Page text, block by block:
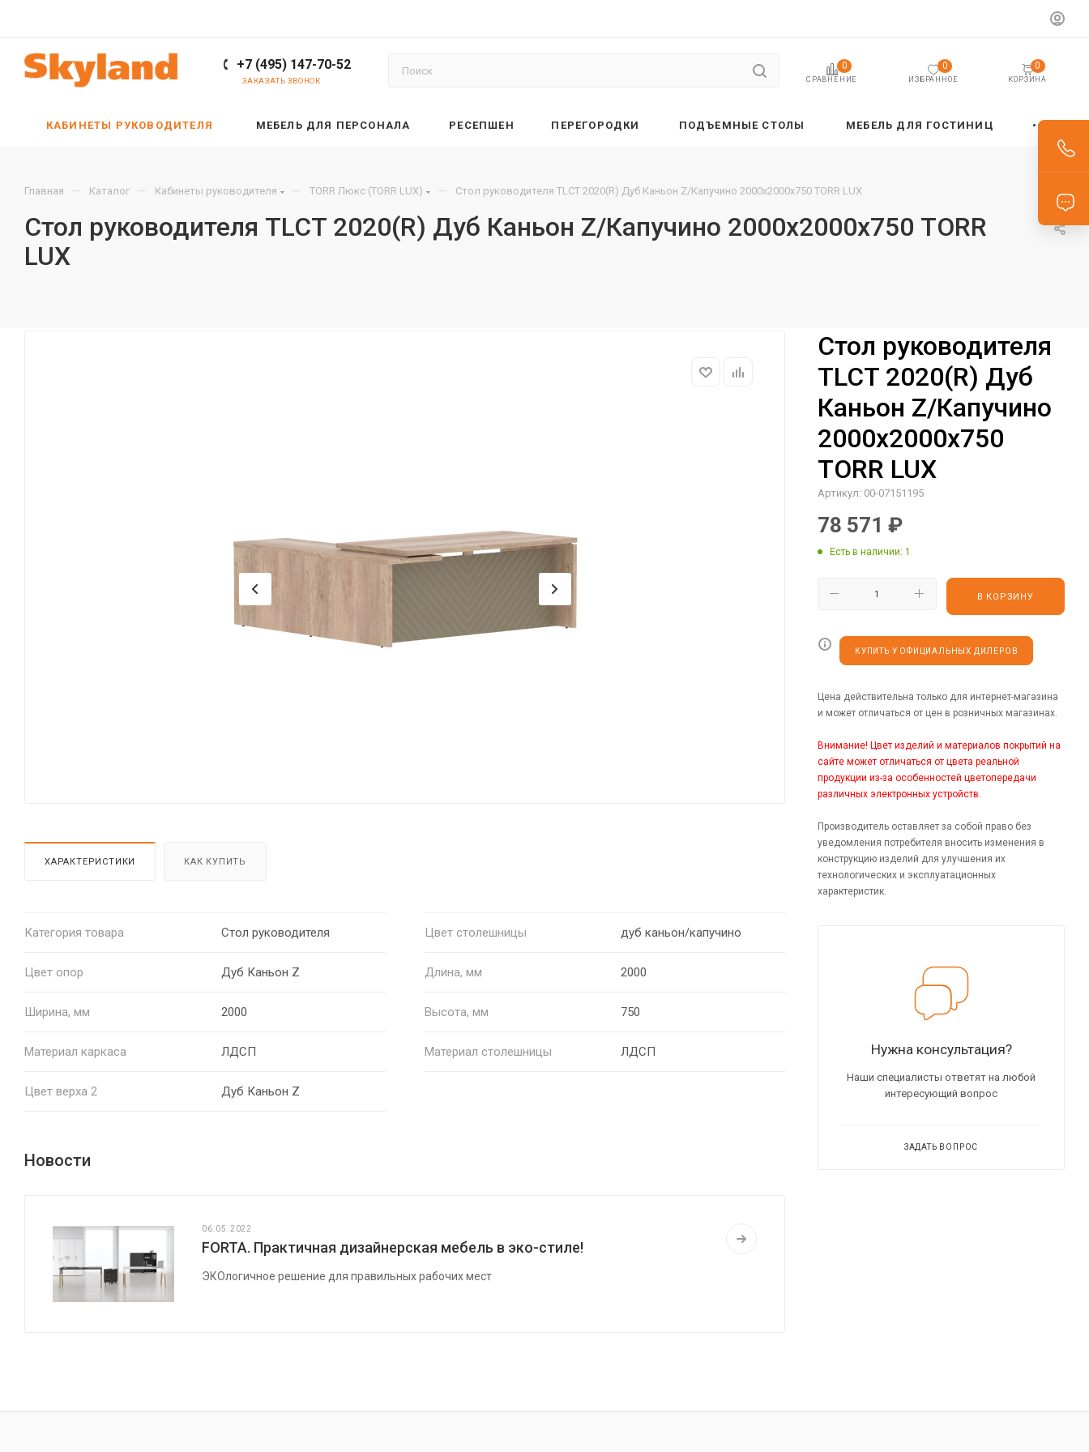
+7 (495) 147-70-52
ЗАКАЗАТЬ ЗВОНОК СРАВНЕНИЕ
0
ИЗБРАННОЕ
0
КОРЗИНА
0
КАБИНЕТЫ РУКОВОДИТЕЛЯ МЕБЕЛЬ ДЛЯ ПЕРСОНАЛА РЕСЕПШЕН ПЕРЕГОРОДКИ ПОДЪЕМНЫЕ СТОЛЫ МЕБЕЛЬ ДЛЯ ГОСТИНИЦ
Главная — Каталог — Кабинеты руководителя — TORR Люкс (TORR LUX) — Стол руководителя TLCT 2020(R) Дуб Каньон Z/Капучино 2000х2000х750 TORR LUX
Стол руководителя TLCT 2020(R) Дуб Каньон Z/Капучино 2000х2000х750 TORR
LUX
ХАРАКТЕРИСТИКИ КАК КУПИТЬ
Категория товара Стол руководителя Цвет столешницы дуб каньон/капучино
Цвет опор Дуб Каньон Z Длина, мм 2000
Ширина, мм 2000 Высота, мм 750
Материал каркаса ЛДСП Материал столешницы ЛДСП
Цвет верха 2 Дуб Каньон Z
Новости
06.05.2022
FORTA. Практичная дизайнерская мебель в эко-стиле!
ЭКОлогичное решение для правильных рабочих мест
Стол руководителя
TLCT 2020(R) Дуб
Каньон Z/Капучино
2000х2000х750
TORR LUX
Артикул: 00-07151195
78 571 ₽
Есть в наличии: 1
В КОРЗИНУ
КУПИТЬ У ОФИЦИАЛЬНЫХ ДИЛЕРОВ
Цена действительна только для интернет-магазина
и может отличаться от цен в розничных магазинах.
Внимание! Цвет изделий и материалов покрытий на
сайте может отличаться от цвета реальной
продукции из-за особенностей цветопередачи
различных электронных устройств.
Производитель оставляет за собой право без
уведомления потребителя вносить изменения в
конструкцию изделий для улучшения их
технологических и эксплуатационных
характеристик.
Нужна консультация?
Наши специалисты ответят на любой
интересующий вопрос
ЗАДАТЬ ВОПРОС